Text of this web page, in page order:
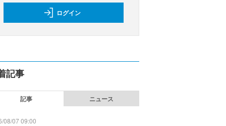
ログイン
記事
記事 ニュース
08/07 09:00